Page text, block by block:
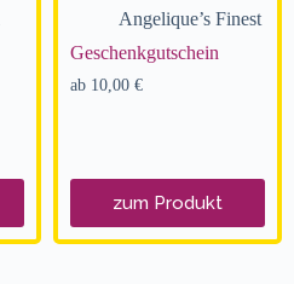
Angelique’s Finest
Geschenk­gut­schein
ab 10,00 €
zum Produkt